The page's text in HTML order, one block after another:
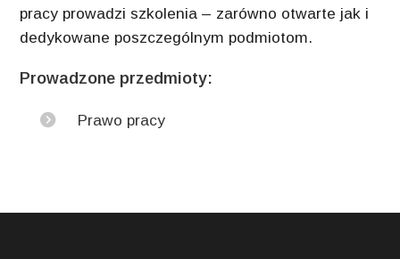
pracy prowadzi szkolenia – zarówno otwarte jak i
dedykowane poszczególnym podmiotom.
Prowadzone przedmioty:
Prawo pracy